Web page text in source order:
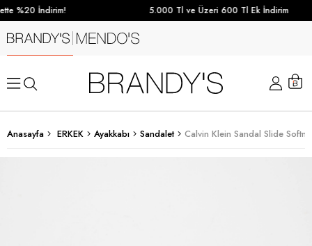
%20 İndirim! 5.000 Tl ve Üzeri 600 Tl Ek İndirim
Anasayfa ERKEK Ayakkabı Sandalet Calvin Klein Sandal Slide